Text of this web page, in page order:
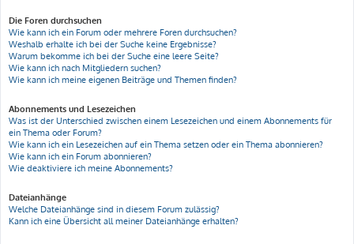
Die Foren durchsuchen
Wie kann ich ein Forum oder mehrere Foren durchsuchen?
Weshalb erhalte ich bei der Suche keine Ergebnisse?
Warum bekomme ich bei der Suche eine leere Seite?
Wie kann ich nach Mitgliedern suchen?
Wie kann ich meine eigenen Beiträge und Themen finden?
Abonnements und Lesezeichen
Was ist der Unterschied zwischen einem Lesezeichen und einem Abonnements für
ein Thema oder Forum?
Wie kann ich ein Lesezeichen auf ein Thema setzen oder ein Thema abonnieren?
Wie kann ich ein Forum abonnieren?
Wie deaktiviere ich meine Abonnements?
Dateianhänge
Welche Dateianhänge sind in diesem Forum zulässig?
Kann ich eine Übersicht all meiner Dateianhänge erhalten?